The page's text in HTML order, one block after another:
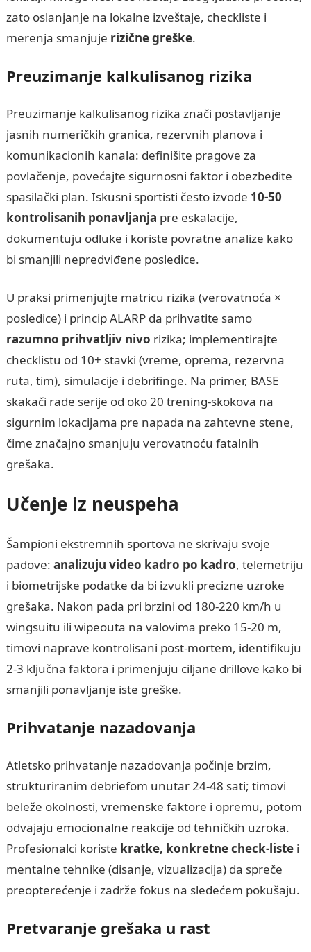
zato oslanjanje na lokalne izveštaje, checkliste i
merenja smanjuje rizične greške.
Preuzimanje kalkulisanog rizika
Preuzimanje kalkulisanog rizika znači postavljanje
jasnih numeričkih granica, rezervnih planova i
komunikacionih kanala: definišite pragove za
povlačenje, povećajte sigurnosni faktor i obezbedite
spasilački plan. Iskusni sportisti često izvode 10-50
kontrolisanih ponavljanja pre eskalacije,
dokumentuju odluke i koriste povratne analize kako
bi smanjili nepredviđene posledice.
U praksi primenjujte matricu rizika (verovatnoća ×
posledice) i princip ALARP da prihvatite samo
razumno prihvatljiv nivo rizika; implementirajte
checklistu od 10+ stavki (vreme, oprema, rezervna
ruta, tim), simulacije i debrifinge. Na primer, BASE
skakači rade serije od oko 20 trening-skokova na
sigurnim lokacijama pre napada na zahtevne stene,
čime značajno smanjuju verovatnoću fatalnih
grešaka.
Učenje iz neuspeha
Šampioni ekstremnih sportova ne skrivaju svoje
padove: analizuju video kadro po kadro, telemetriju
i biometrijske podatke da bi izvukli precizne uzroke
grešaka. Nakon pada pri brzini od 180-220 km/h u
wingsuitu ili wipeouta na valovima preko 15-20 m,
timovi naprave kontrolisani post-mortem, identifikuju
2-3 ključna faktora i primenjuju ciljane drillove kako bi
smanjili ponavljanje iste greške.
Prihvatanje nazadovanja
Atletsko prihvatanje nazadovanja počinje brzim,
strukturiranim debriefom unutar 24-48 sati; timovi
beleže okolnosti, vremenske faktore i opremu, potom
odvajaju emocionalne reakcije od tehničkih uzroka.
Profesionalci koriste kratke, konkretne check-listei
mentalne tehnike (disanje, vizualizacija) da spreče
preopterećenje i zadrže fokus na sledećem pokušaju.
Pretvaranje grešaka u rast